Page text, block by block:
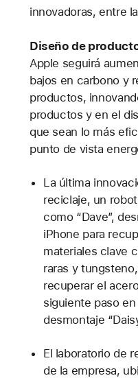
innovadoras, entre
Diseño de
Apple seguirá
bajos en carbono y
productos,
productos y en el
que sean lo más
punto de vista
La última
reciclaje, un
como “Dave”,
iPhone para
materiales clave
raras y
recuperar el
siguiente paso
desmontaje
El laboratorio de
de la empresa,